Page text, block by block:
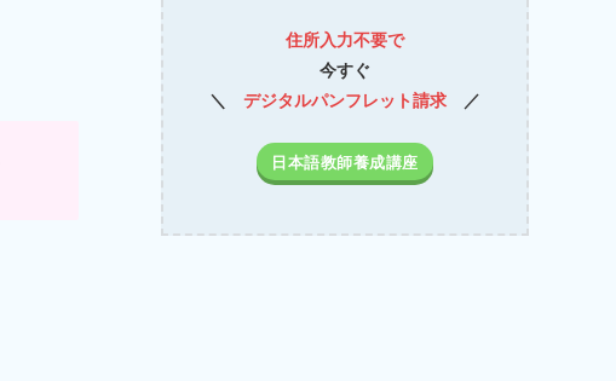
住所入力不要で
今すぐ
＼ デジタルパンフレット請求 ／
日本語教師養成講座